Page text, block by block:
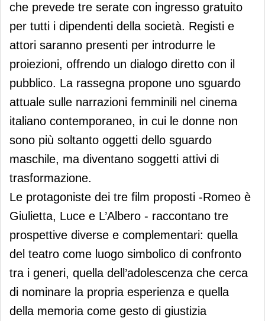
che prevede tre serate con ingresso gratuito
per tutti i dipendenti della società. Registi e
attori saranno presenti per introdurre le
proiezioni, offrendo un dialogo diretto con il
pubblico. La rassegna propone uno sguardo
attuale sulle narrazioni femminili nel cinema
italiano contemporaneo, in cui le donne non
sono più soltanto oggetti dello sguardo
maschile, ma diventano soggetti attivi di
trasformazione.
Le protagoniste dei tre film proposti -Romeo è
Giulietta, Luce e L’Albero - raccontano tre
prospettive diverse e complementari: quella
del teatro come luogo simbolico di confronto
tra i generi, quella dell’adolescenza che cerca
di nominare la propria esperienza e quella
della memoria come gesto di giustizia